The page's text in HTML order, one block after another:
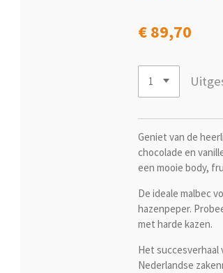
€ 89,70
Geniet van de
chocolade en
een mooie body,
De ideale malbec
hazenpeper.
met harde kazen.
Het succesverhaal
Nederlandse